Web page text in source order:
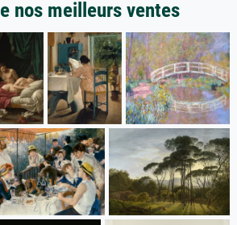
nos meilleurs ventes